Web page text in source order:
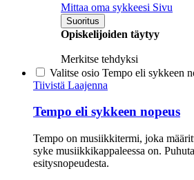
Mittaa oma sykkeesi Sivu
Suoritus
Opiskelijoiden täytyy
Merkitse tehdyksi
Valitse osio Tempo eli sykkeen
Tiivistä Laajenna
Tempo eli sykkeen nopeus
Tempo on musiikkitermi, joka
syke musiikkikappaleessa on.
esitysnopeudesta.